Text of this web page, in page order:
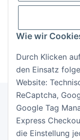
Wie wir
Durch Klicken
den Einsatz
Website:
ReCaptcha,
Google Tag
Express
die Einstellung
Neu hier? Jetzt
Informationen